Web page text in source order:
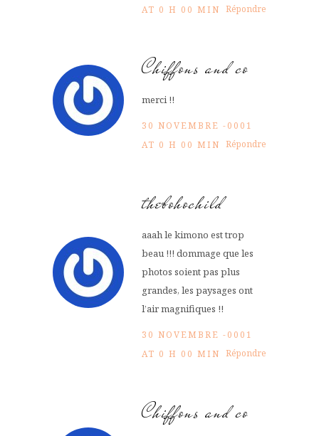
AT 0 H 00 MIN Répondre
Chiffons and co
merci !!
30 NOVEMBRE -0001
AT 0 H 00 MIN Répondre
thebohochild
aaah le kimono est trop
beau !!! dommage que les
photos soient pas plus
grandes, les paysages ont
l’air magnifiques !!
30 NOVEMBRE -0001
AT 0 H 00 MIN Répondre
Chiffons and co